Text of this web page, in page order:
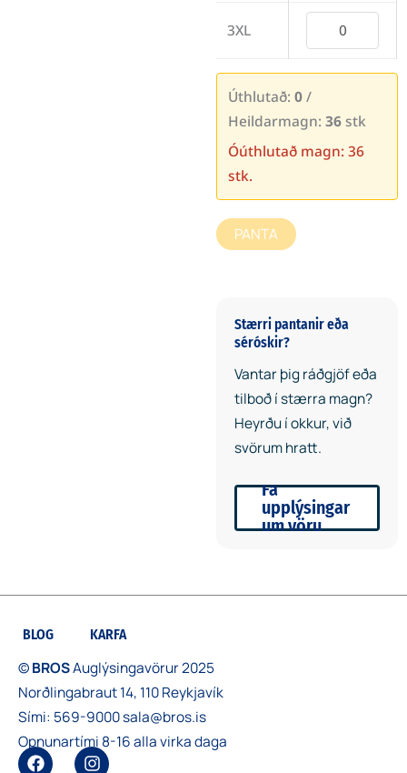
3XL
Úthlutað:0/
Heildarmagn:36 stk
Óúthlutað magn: 36
stk.
PANTA
Stærri pantanir eða
séróskir?
Vantar þig ráðgjöf eða
tilboð í stærra magn?
Heyrðu í okkur, við
svörum hratt.
Fá
upplýsingar
um vöru
BLOG KARFA
©BROSAuglýsingavörur 2025
Norðlingabraut 14, 110 Reykjavík
Sími: 569-9000sala@bros.is
Opnunartími 8-16 alla virka daga
F I